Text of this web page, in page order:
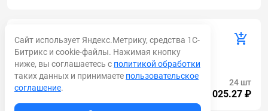
20805349
SRP
20805349 Фильтр топливный ABG7820
от 1 025.27 ₽
24 шт
Сайт использует Яндекс.Метрику, средства 1С-
Битрикс и cookie-файлы. Нажимая кнопку
ниже, вы соглашаетесь с политикой обработки
таких данных и принимаете пользовательское
соглашение.